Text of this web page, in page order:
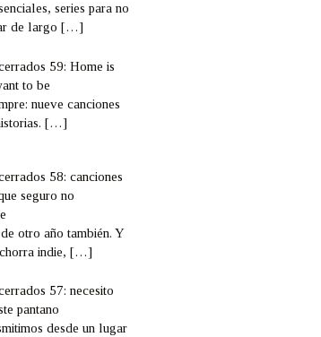
series para no
de largo[…]
59: Home is
to be
nueve canciones
[…]
58: canciones
seguro no
otro año también. Y
indie,[…]
57: necesito
pantano
desde un lugar